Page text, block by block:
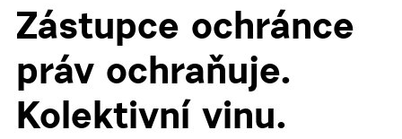
Zástupce ochránce
práv ochraňuje.
Kolektivní vinu.